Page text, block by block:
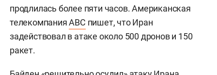
продлилась более пяти часов. Американская
телекомпанияABC пишет, что Иран
задействовал в атаке около 500 дронов и 150
ракет.